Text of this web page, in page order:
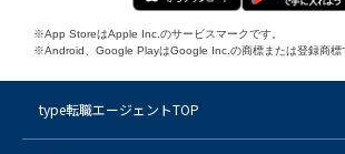
※App StoreはApple Inc.のサービスマークです。
※Android、Google PlayはGoogle Inc.の商標または登録商標
type転職エージェントTOP